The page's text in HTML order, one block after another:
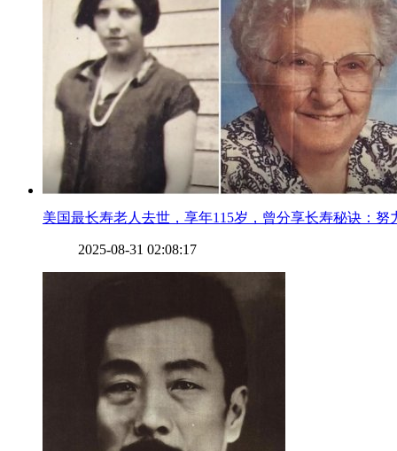
美国最长寿老人去世，享年115岁，曾分享长寿秘诀：努
2025-08-31 02:08:17